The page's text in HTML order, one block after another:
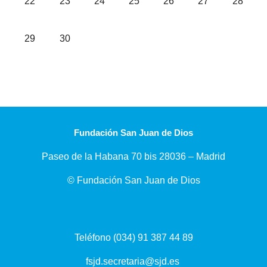
Sin eventos, lunes, 29 junio
29 Sin eventos, martes, 30 junio
30
Fundación San Juan de Dios
Paseo de la Habana 70 bis 28036 – Madrid
© Fundación San Juan de Dios
Teléfono (034) 91 387 44 89
fsjd.secretaria@sjd.es